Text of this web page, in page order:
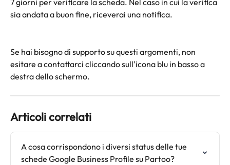
7 giorni per verificare la scheda. Nel caso in cui la verifica
sia andata a buon fine, riceverai una notifica.
Se hai bisogno di supporto su questi argomenti, non
esitare a contattarci cliccando sull'icona blu in basso a
destra dello schermo.
Articoli correlati
A cosa corrispondono i diversi status delle tue
schede Google Business Profile su Partoo?